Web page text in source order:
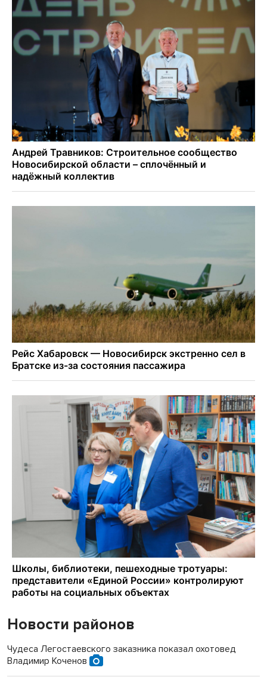
Новости районов
Чудеса Легостаевского заказника показал охотовед
Владимир Коченов